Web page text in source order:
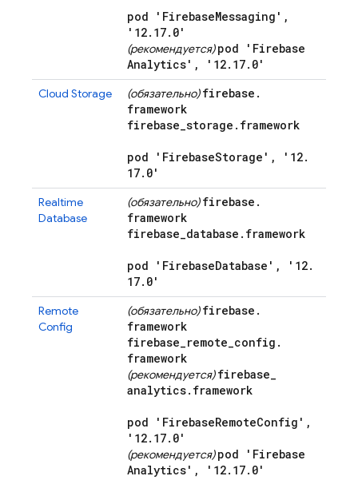
pod 'FirebaseMessaging' ,
'12. 17. 0'
(рекомендуется) pod 'Firebase
Analytics' , '12. 17. 0'
Cloud Storage (обязательно) firebase .
framework
firebase_storage . framework
pod 'FirebaseStorage' , '12.
17. 0'
Realtime
Database
(обязательно) firebase .
framework
firebase_database . framework
pod 'FirebaseDatabase' , '12.
17. 0'
Remote
Config
(обязательно) firebase .
framework
firebase_remote_config .
framework
(рекомендуется) firebase_
analytics. framework
pod 'FirebaseRemoteConfig' ,
'12. 17. 0'
(рекомендуется) pod 'Firebase
Analytics' , '12. 17. 0'